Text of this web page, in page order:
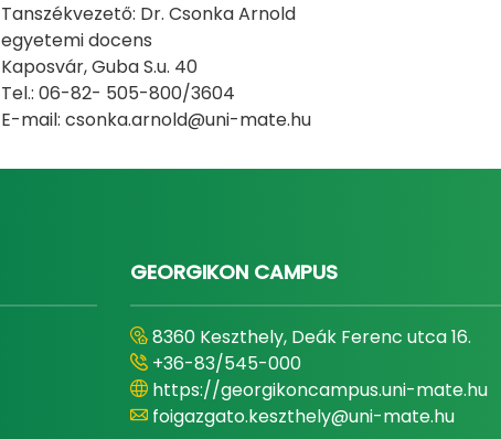
Tanszékvezető: Dr. Csonka Arnold
egyetemi docens
Kaposvár, Guba S.u. 40
Tel.: 06-82- 505-800/3604
E-mail: csonka.arnold@uni-mate.hu
GEORGIKON CAMPUS
8360 Keszthely, Deák Ferenc utca 16.
+36-83/545-000
https://georgikoncampus.uni-mate.hu
foigazgato.keszthely@uni-mate.hu